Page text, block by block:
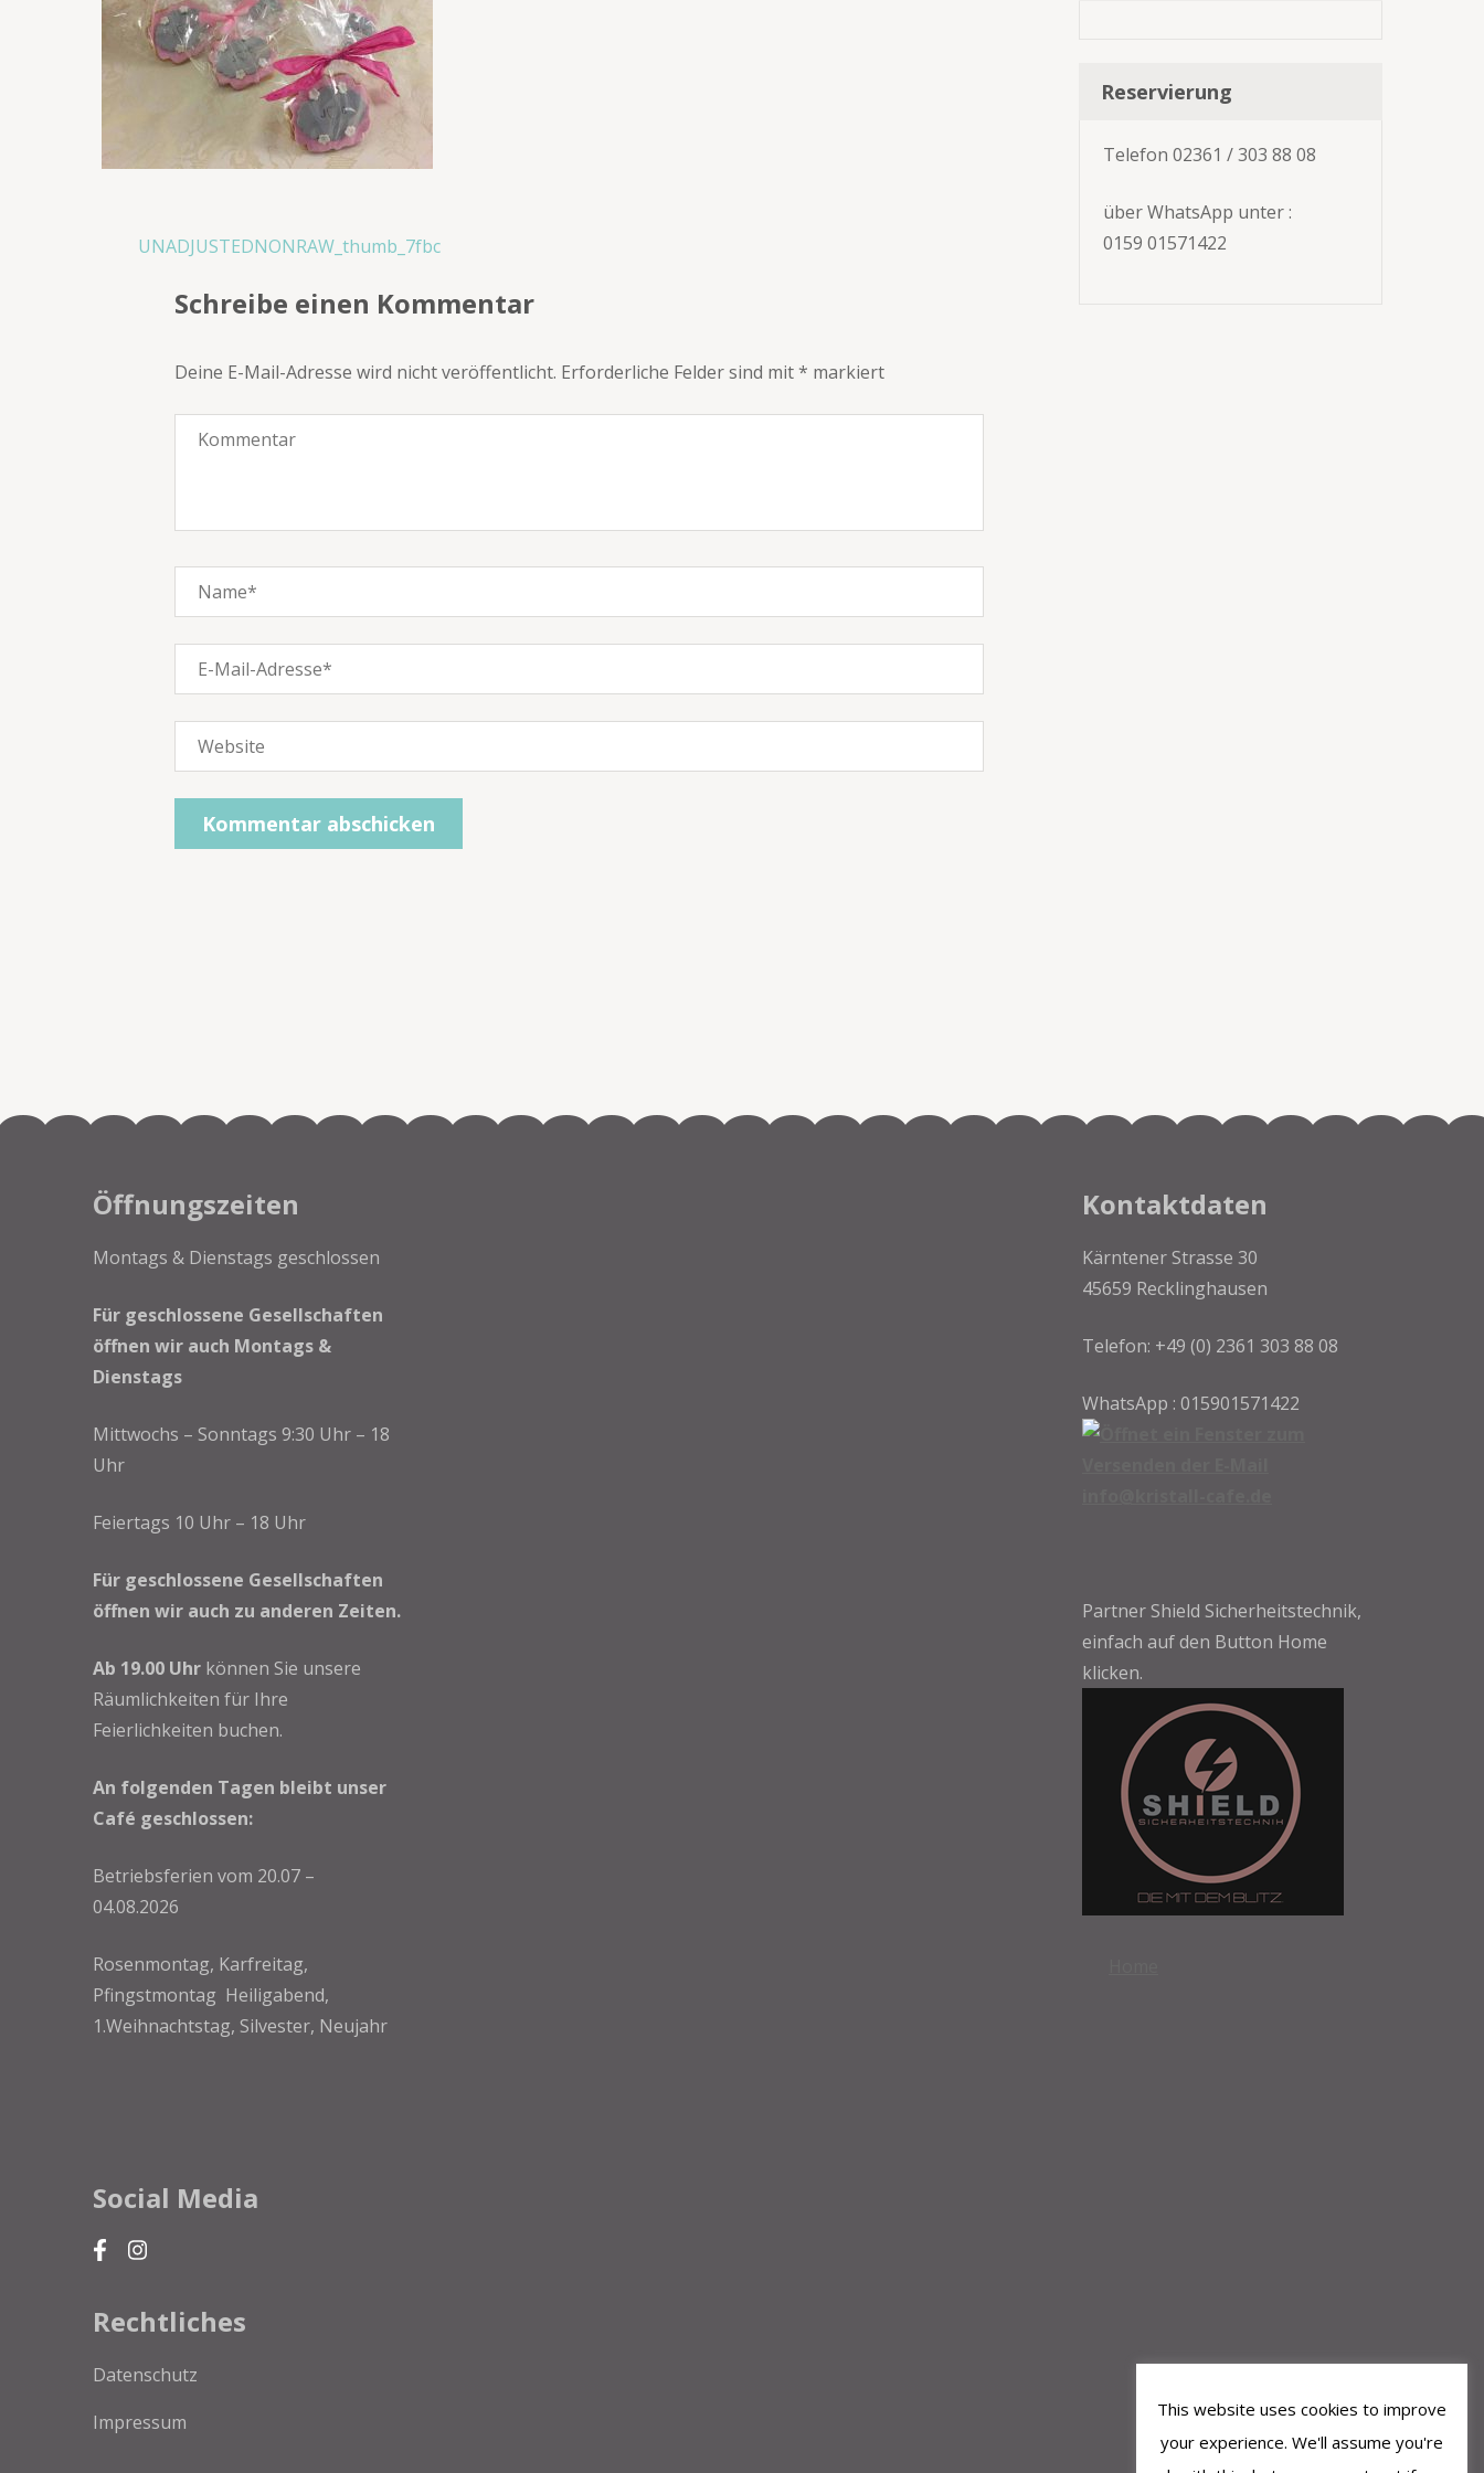
Beitragsnavigation
UNADJUSTEDNONRAW_thumb_7fbc
Schreibe einen Kommentar
Deine E-Mail-Adresse wird nicht veröffentlicht. Erforderliche Felder sind mit* markiert
Reservierung
Telefon 02361 / 303 88 08
über WhatsApp unter :
0159 01571422
Öffnungszeiten
Montags & Dienstags geschlossen
Für geschlossene Gesellschaften
öffnen wir auch Montags &
Dienstags
Mittwochs – Sonntags 9:30 Uhr – 18
Uhr
Feiertags 10 Uhr – 18 Uhr
Für geschlossene Gesellschaften
öffnen wir auch zu anderen Zeiten.
Ab 19.00 Uhr können Sie unsere
Räumlichkeiten für Ihre
Feierlichkeiten buchen.
An folgenden Tagen bleibt unser
Café geschlossen:
Betriebsferien vom 20.07 –
04.08.2026
Rosenmontag, Karfreitag,
Pfingstmontag Heiligabend,
1.Weihnachtstag, Silvester, Neujahr
Social Media
Rechtliches
Datenschutz
Impressum
Kontaktdaten
Kärntener Strasse 30
45659 Recklinghausen
Telefon: +49 (0) 2361 303 88 08
WhatsApp : 015901571422
Partner Shield Sicherheitstechnik,
einfach auf den Button Home
klicken.
This website uses cookies to improve
your experience. We'll assume you're